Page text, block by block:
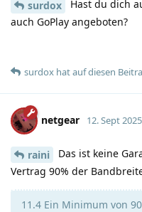
surdox
Hast du dich
auch GoPlay angeboten?
surdox hatauf diesen
netgear 12. Sept 2025
raini
Das ist keine
Vertrag 90% der
11.4 Ein Minimum von